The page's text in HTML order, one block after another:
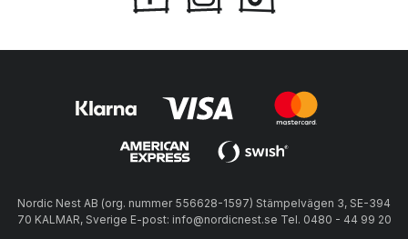
Nordic Nest AB (org. nummer 556628-1597) Stämpelvägen 3, SE-394
70 KALMAR, Sverige E-post: info@nordicnest.se Tel. 0480 - 44 99 20